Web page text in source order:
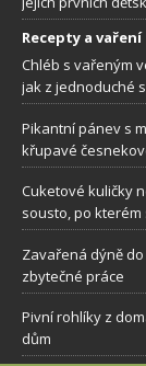
Recepty a vaření
Chléb s vařeným
jak z jednoduché
Pikantní pánev s
křupavé
Cuketové kuličky
sousto, po
Zavařená dýně
zbytečné práce
Pivní rohlíky z
dům